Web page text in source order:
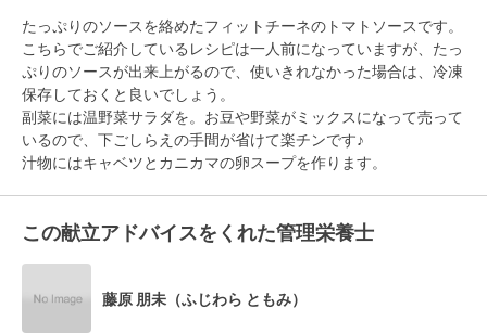
たっぷりのソースを絡めたフィットチーネのトマトソースです。
こちらでご紹介しているレシピは一人前になっていますが、たっ
ぷりのソースが出来上がるので、使いきれなかった場合は、冷凍
保存しておくと良いでしょう。
副菜には温野菜サラダを。お豆や野菜がミックスになって売って
いるので、下ごしらえの手間が省けて楽チンです♪
汁物にはキャベツとカニカマの卵スープを作ります。
この献立アドバイスをくれた管理栄養士
藤原 朋未（ふじわら ともみ）